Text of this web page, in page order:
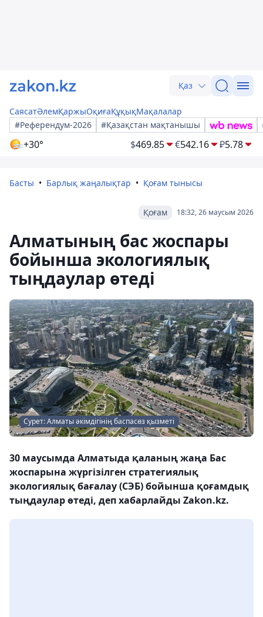
Қаз
СаясатӘлемҚаржыОқиғаҚұқықМақалалар
#Референдум-2026
#Қазақстан мақтанышы
+30° $469.85 €542.16 ₽5.78
Басты Барлық жаңалықтар Қоғам тынысы
18:32, 26 маусым 2026
Қоғам
Алматының бас жоспары
бойынша экологиялық
тыңдаулар өтеді
Сурет: Алматы әкімдігінің баспасөз қызметі
30 маусымда Алматыда қаланың жаңа Бас
жоспарына жүргізілген стратегиялық
экологиялық бағалау (СЭБ) бойынша қоғамдық
тыңдаулар өтеді, деп хабарлайды Zakon.kz.